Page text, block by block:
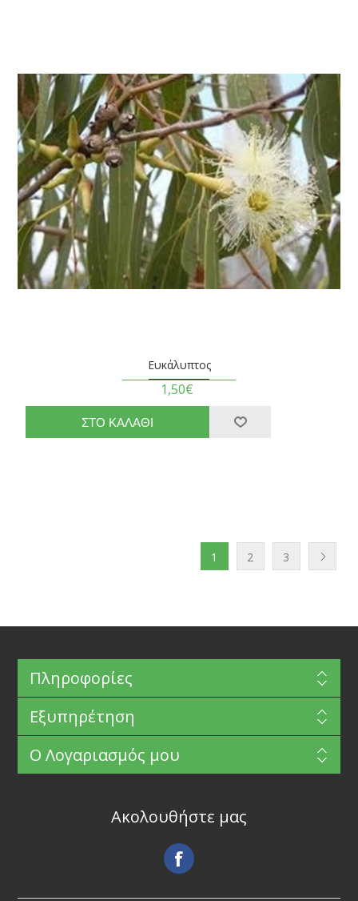
Ευκάλυπτος
1,50€
1 2 3
Πληροφορίες
Εξυπηρέτηση
Ο Λογαριασμός μου
Ακολουθήστε μας